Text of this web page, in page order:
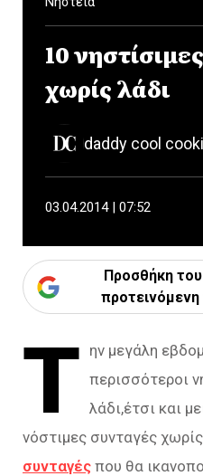
10
χωρίς λάδι
daddy cool
03.04.2014 | 07:52
Προσθήκη
Τ ην μεγάλη
περισσότεροι
λάδι,έτσι και
νόστιμες συνταγές
συνταγές που θα